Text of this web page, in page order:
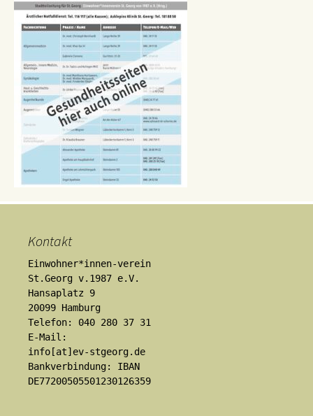
Kontakt
Einwohner*innen-verein
St.Georg v.1987 e.V.
Hansaplatz 9
20099 Hamburg
Telefon: 040 280 37 31
E-Mail:
info[at]ev-stgeorg.de
Bankverbindung: IBAN
DE77200505501230126359